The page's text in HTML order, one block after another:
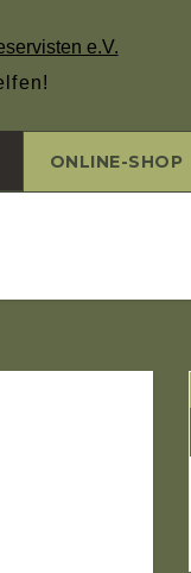
e.V.
ONLINE-SHOP